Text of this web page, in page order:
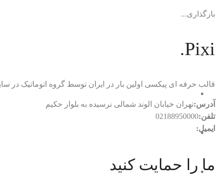
بارگذاری...
Pixi.
قالب حرفه ای پیکسی اولین بار در ایران توسط گروه
آدرس:تهران خیابان الوند شمالی نرسیده به بلوار حکیم
تلفن:02188950000
ایمیل:
ما را حمایت کنید